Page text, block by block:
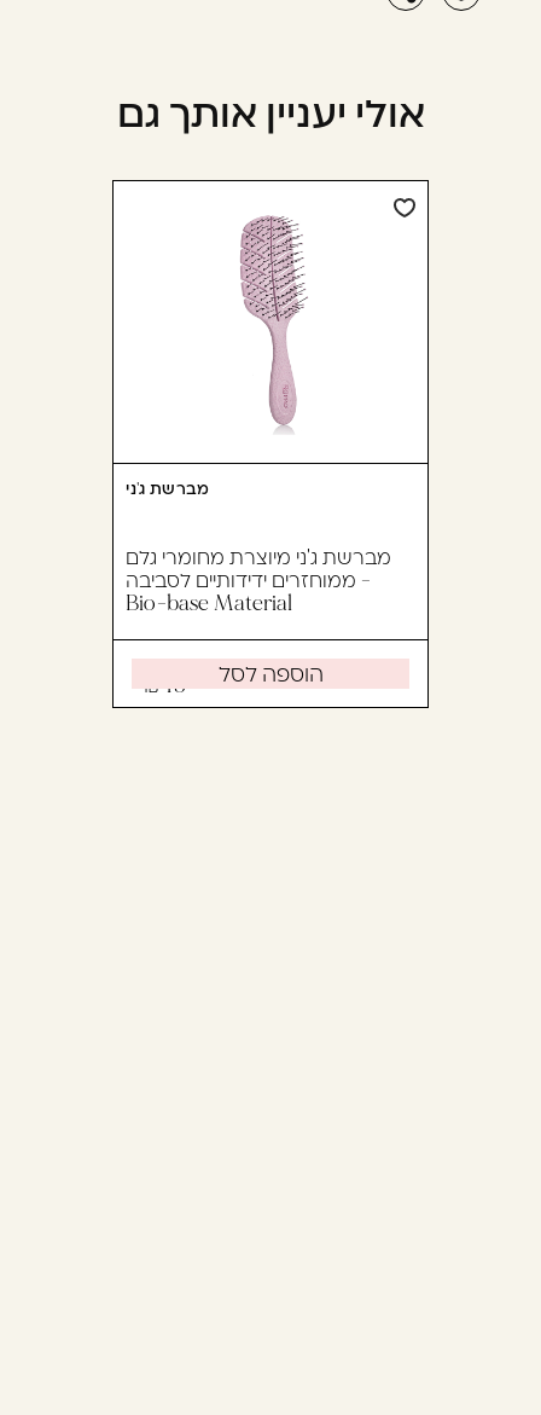
אולי יעניין אותך גם
מברשת ג'ני
מברשת ג'ני מיוצרת מחומרי גלם
ממוחזרים ידידותיים לסביבה -
Bio-base Material
45 הוספה לסל